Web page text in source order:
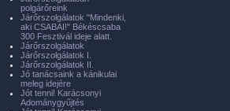
polgárőreink
Járőrszolgálatok "Mindenki,
aki CSABAI!" Békéscsaba
300 Fesztivál ideje alatt.
Járőrszolgálatok
Járőrszolgálatok I.
Járőrszolgálatok II.
Jó tanácsaink a kánikulai
meleg idejére
Jót tenni! Karácsonyi
Adománygyűjtés